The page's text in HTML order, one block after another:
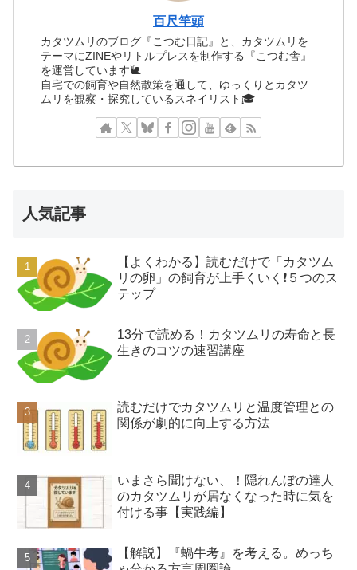
百尺竿頭
カタツムリのブログ『こつむ日記』と、カタツムリを
テーマにZINEやリトルプレスを制作する『こつむ舎』
を運営しています🐌
自宅での飼育や自然散策を通して、ゆっくりとカタツ
ムリを観察・探究しているスネイリスト🎓
人気記事
【よくわかる】読むだけで「カタツム
リの卵」の飼育が上手くいく❗️５つのス
テップ
13分で読める！カタツムリの寿命と長
生きのコツの速習講座
読むだけでカタツムリと温度管理との
関係が劇的に向上する方法
いまさら聞けない、！隠れんぼの達人
のカタツムリが居なくなった時に気を
付ける事【実践編】
【解説】『蝸牛考』を考える。めっち